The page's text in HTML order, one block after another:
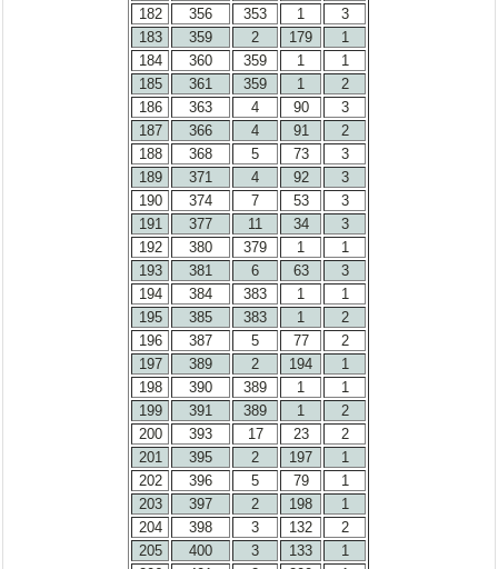
182
356 353 1
3
183
359 2 179
1
184
360 359 1
1
185
361 359 1
2
186
363 4 90
3
187
366 4 91
2
188
368 5 73
3
189
371 4 92
3
190
374 7 53
3
191
377 11 34
3
192
380 379 1
1
193
381 6 63
3
194
384 383 1
1
195
385 383 1
2
196
387 5 77
2
197
389 2 194
1
198
390 389 1
1
199
391 389 1
2
200
393 17 23
2
201
395 2 197
1
202
396 5 79
1
203
397 2 198
1
204
398 3 132
2
205
400 3 133
1